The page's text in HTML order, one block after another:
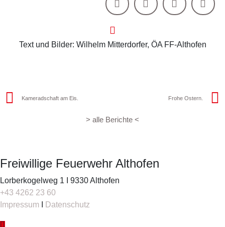
Text und Bilder: Wilhelm Mitterdorfer, ÖA FF-Althofen
Kameradschaft am Eis. Frohe Ostern.
> alle Berichte <
Freiwillige Feuerwehr Althofen
Lorberkogelweg 1 I 9330 Althofen
+43 4262 23 60
Impressum
Datenschutz